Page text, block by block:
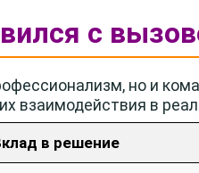
с
но и
взаимодействия в
в решение